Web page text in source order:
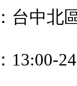
台中北
13:00-